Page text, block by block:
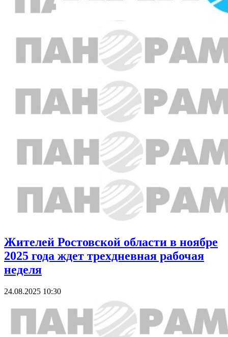
Жителей Ростовской области в ноябре
2025 года ждет трехдневная рабочая
неделя
24.08.2025 10:30